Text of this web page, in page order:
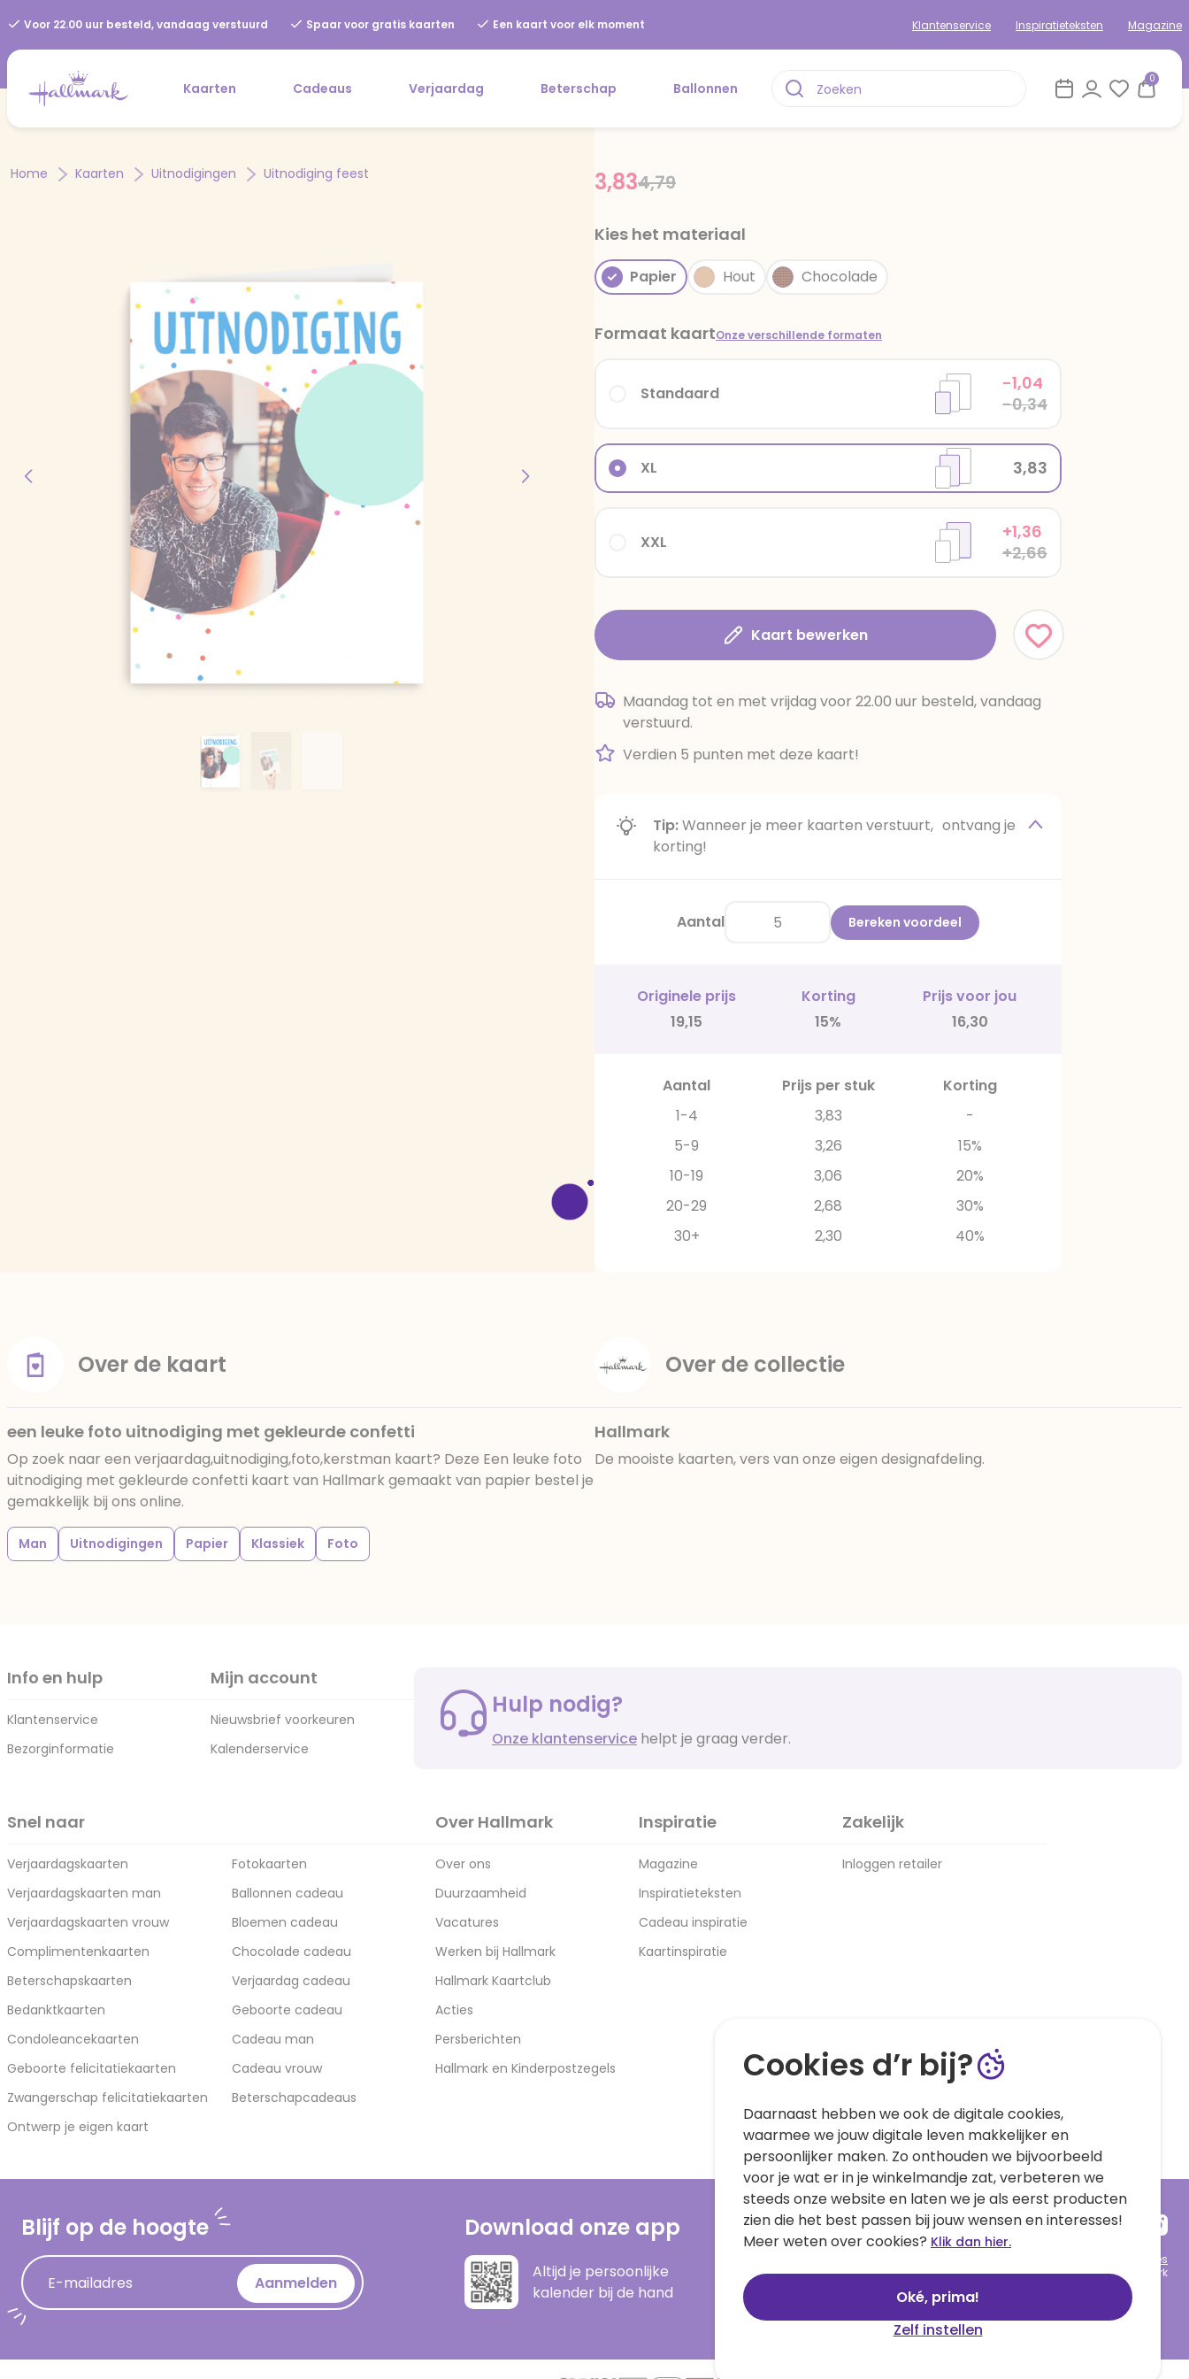
Voor 22.00 uur besteld, vandaag verstuurd Spaar voor gratis kaarten Een kaart voor elk moment Klantenservice Inspiratieteksten Magazine
Kaarten Cadeaus Verjaardag Beterschap Ballonnen
0
Home Kaarten Uitnodigingen Uitnodiging feest Price reduced from
4,79to
3,83
Kies het materiaal
Papier Hout Chocolade
Formaat kaartOnze verschillende formaten
XXL
+1,36
+2,66
XL 3,83
Standaard
-1,04
-0,34
Kaart bewerken
Maandag tot en met vrijdag voor 22.00 uur besteld, vandaag
verstuurd.
Verdien 5 punten met deze kaart!
Tip:Wanneer je meer kaarten verstuurt, ontvang je
korting!
Aantal Bereken voordeel
Originele prijs Korting
Prijs voor jou
19,15
15% 16,30
Aantal Prijs per stuk
Korting
1-4
3,83
-
5-9
3,26
15%
10-19
3,06
20%
20-29
2,68
30%
30+
2,30 40%
Over de kaart
een leuke foto uitnodiging met gekleurde confetti
Op zoek naar een verjaardag,uitnodiging,foto,kerstman kaart? Deze Een leuke foto
uitnodiging met gekleurde confetti kaart van Hallmark gemaakt van papier bestel je
gemakkelijk bij ons online.
Man Uitnodigingen Papier Klassiek Foto
Over de collectie
Hallmark
De mooiste kaarten, vers van onze eigen designafdeling.
Info en hulp
Klantenservice
Bezorginformatie
Mijn account
Nieuwsbrief voorkeuren
Kalenderservice
Hulp nodig?
Onze klantenservice helpt je graag verder.
Snel naar
Verjaardagskaarten
Verjaardagskaarten man
Verjaardagskaarten vrouw
Complimentenkaarten
Beterschapskaarten
Bedanktkaarten
Condoleancekaarten
Geboorte felicitatiekaarten
Zwangerschap felicitatiekaarten
Ontwerp je eigen kaart
Fotokaarten
Ballonnen cadeau
Bloemen cadeau
Chocolade cadeau
Verjaardag cadeau
Geboorte cadeau
Cadeau man
Cadeau vrouw
Beterschapcadeaus
Over Hallmark
Over ons
Duurzaamheid
Vacatures
Werken bij Hallmark
Hallmark Kaartclub
Acties
Persberichten
Hallmark en Kinderpostzegels
Inspiratie
Magazine
Inspiratieteksten
Cadeau inspiratie
Kaartinspiratie
Zakelijk
Inloggen retailer
Blijf op de hoogte
E-mailadres Aanmelden
Download onze app
Altijd je persoonlijke
kalender bij de hand
Cookies
© 1999 - 2025 Hallmark
Cookies d’r bij?
Daarnaast hebben we ook de digitale cookies,
waarmee we jouw digitale leven makkelijker en
persoonlijker maken. Zo onthouden we bijvoorbeeld
voor je wat er in je winkelmandje zat, verbeteren we
steeds onze website en laten we je als eerst producten
zien die het best passen bij jouw wensen en interesses!
Meer weten over cookies? Klik dan hier.
Oké, prima!
Zelf instellen